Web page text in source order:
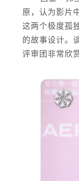
原，认为影片
这两个极度孤
的故事设计。
评审团非常欣